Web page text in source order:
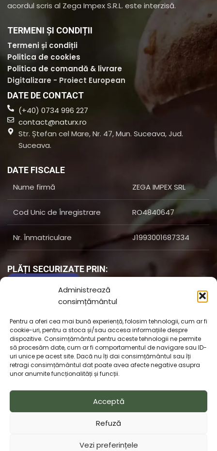
Administrează
consimțământul
Pentru a oferi cea mai bună experiență, folosim tehnologii, cum ar fi
cookie-uri, pentru a stoca și/sau accesa informațiile despre
dispozitive. Consimțământul pentru aceste tehnologii ne permite
să procesăm date, cum ar fi comportamentul de navigare sau ID-
uri unice pe acest site. Dacă nu îți dai consimțământul sau îți
retragi consimțământul dat poate avea afecte negative asupra
unor anumite funcționalități și funcții.
Acceptă
Refuză
Vezi preferințele
acordul scris al Zega Impex S.R.L. este interzisă.
TERMENI ȘI CONDIȚII
Termeni și condiții
Politica de cookies
Politica de comandă & livrare
Digitalizare - Proiect European
DATE DE CONTACT
(+40) 0734 996 227
contact@naturx.ro
Str. Ștefan cel Mare, Nr. 47, Mun. Suceava, Jud.
Suceava.
DATE FISCALE
Nume firmă
ZEGA IMPEX SRL
Cod Unic de Înregistrare RO4840647
Nr. Înmatriculare J1993001687334
PLĂȚI SECURIZATE PRIN:
rezervate |Creare SiteMagazin Online:ZAO MediaANPC
- SAL|ANPC
chaty